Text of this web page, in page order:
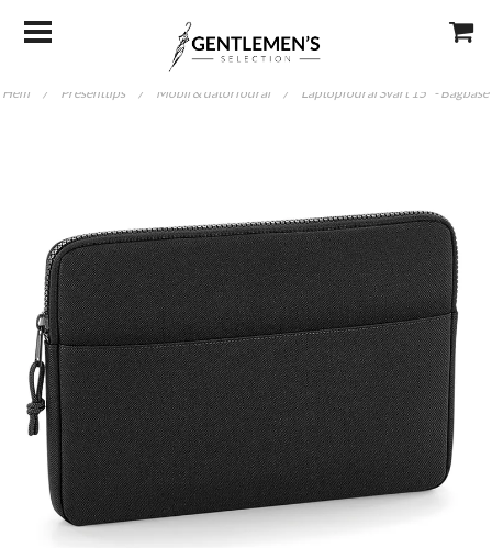
Hem / Presenttips / Mobil & datorfodral / Laptopfodral Svart 15" - Bagbase